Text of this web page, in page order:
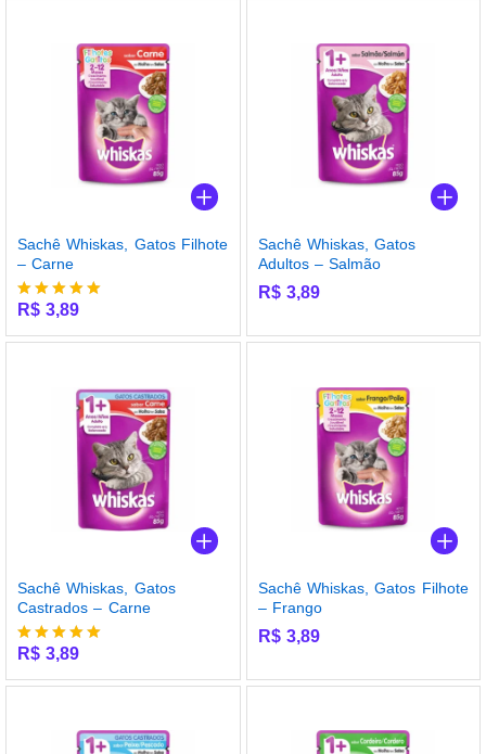
Sachê Whiskas, Gatos Filhote
– Carne
Avaliação
de 5
R$ 3,89
Sachê Whiskas, Gatos
Adultos – Salmão
R$3,89
Sachê Whiskas, Gatos
Castrados – Carne
Avaliação
de 5
R$ 3,89
Sachê Whiskas, Gatos Filhote
– Frango
R$3,89